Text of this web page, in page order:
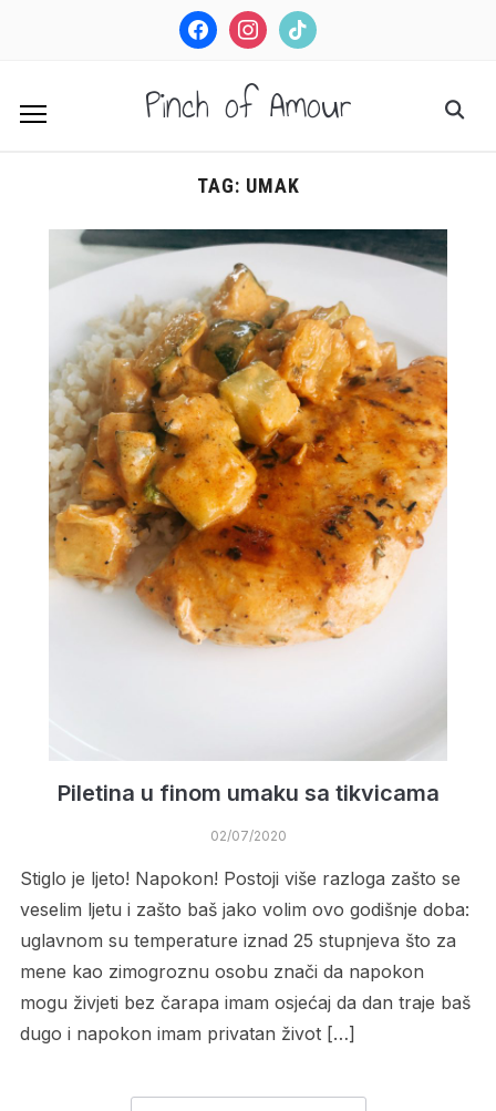
facebookinstagramtiktok
Pinch of Amour
TAG: UMAK
Piletina u finom umaku sa tikvicama
02/07/2020
Stiglo je ljeto! Napokon! Postoji više razloga zašto se
veselim ljetu i zašto baš jako volim ovo godišnje doba:
uglavnom su temperature iznad 25 stupnjeva što za
mene kao zimogroznu osobu znači da napokon
mogu živjeti bez čarapa imam osjećaj da dan traje baš
dugo i napokon imam privatan život […]